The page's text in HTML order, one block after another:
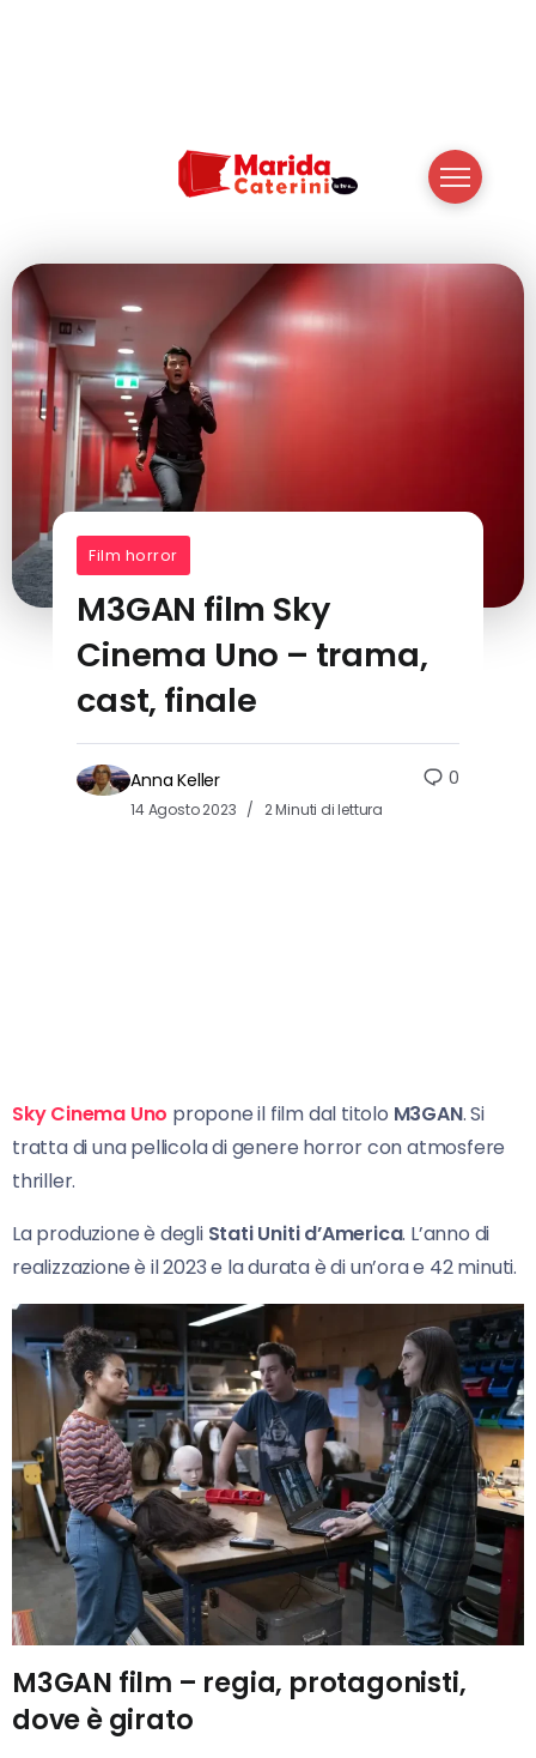
Film horror
M3GAN film Sky
Cinema Uno – trama,
cast, finale
Anna Keller
14 Agosto 2023 2 Minuti di lettura
0
Sky Cinema Uno propone il film dal titolo M3GAN. Si
tratta di una pellicola di genere horror con atmosfere
thriller.
La produzione è degli Stati Uniti d’America. L’anno di
realizzazione è il 2023 e la durata è di un’ora e 42 minuti.
M3GAN film – regia, protagonisti,
dove è girato